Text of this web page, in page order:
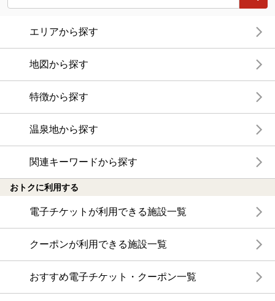
エリアから探す
地図から探す
特徴から探す
温泉地から探す
関連キーワードから探す
おトクに利用する
電子チケットが利用できる施設一覧
クーポンが利用できる施設一覧
おすすめ電子チケット・クーポン一覧